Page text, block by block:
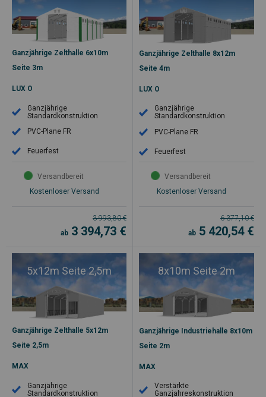
Ganzjährige Zelthalle 6x10m
Seite 3m
LUX O
Ganzjährige
Standardkonstruktion
PVC-Plane FR
Feuerfest
Versandbereit
Kostenloser Versand
3 993,80€
ab 3 394,73 €
Ganzjährige Zelthalle 8x12m
Seite 4m
LUX O
Ganzjährige
Standardkonstruktion
PVC-Plane FR
Feuerfest
Versandbereit
Kostenloser Versand
6 377,10€
ab 5 420,54 €
5x12m Seite 2,5m
Ganzjährige Zelthalle 5x12m
Seite 2,5m
MAX
Ganzjährige
Standardkonstruktion
8x10m Seite 2m
Ganzjährige Industriehalle 8x10m
Seite 2m
MAX
Verstärkte
Ganzjahreskonstruktion